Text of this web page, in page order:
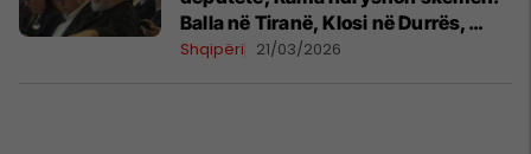
Balla në Tiranë, Klosi në Durrës,
Manja në Dibër
Shqipëri 21/03/2026